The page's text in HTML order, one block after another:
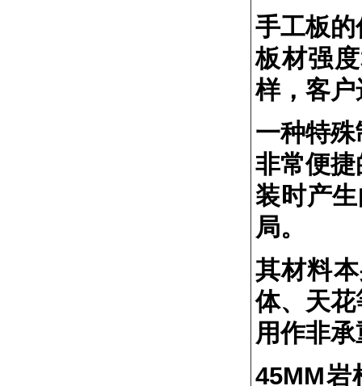
手工板
板材强
样，客
一种特
非常便
装时产
局。
其材料
体、天
用作非
45MM岩